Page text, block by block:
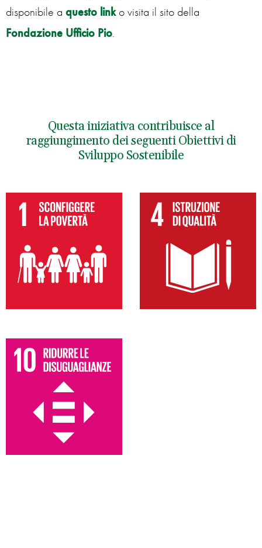
disponibile a questo linko visita il sito della
Fondazione Ufficio Pio.
Questa iniziativa contribuisce al
raggiungimento dei seguenti Obiettivi di
Sviluppo Sostenibile